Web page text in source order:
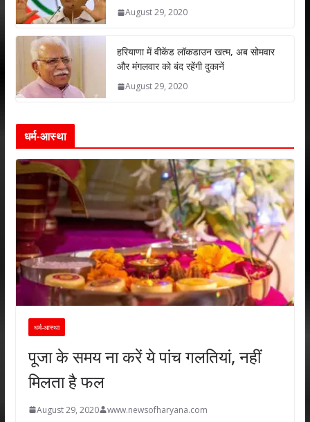
August 29, 2020
हरियाणा में वीकेंड लॉकडाउन खत्म, अब सोमवार
और मंगलवार को बंद रहेंगी दुकानें
August 29, 2020
धर्म-आस्था
धर्म-आस्था
पूजा के समय ना करें ये पांच गलतियां, नहीं
मिलता है फल
August 29, 2020 www.newsofharyana.com